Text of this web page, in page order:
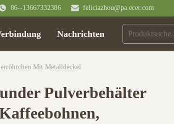
86--13667332386 feliciazhou@pa.ecer.com
Nachrichten
Mit Metalldeckel
Pulverbehälter